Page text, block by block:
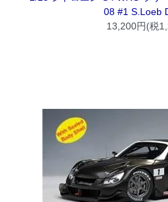
08 #1 S.Loeb
13,200円(税